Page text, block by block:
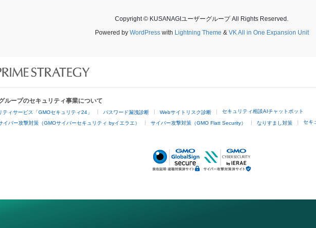
Copyright © KUSANAGIユーザーグループ All Rights Reserved.
Powered by WordPresswith Lightning Theme & VK All in One Expansion Unit
ループのセキュリティ事業について
ィサービス「GMOセキュリティ24」 パスワード漏洩診断 Webサイトリスク診断 セキュリティ相談AIチャットボット
イバー攻撃対策（GMOサイバーセキュリティ byイエラエ） サイバー攻撃対策（GMO Flatt Security） なりすまし対策 セキ